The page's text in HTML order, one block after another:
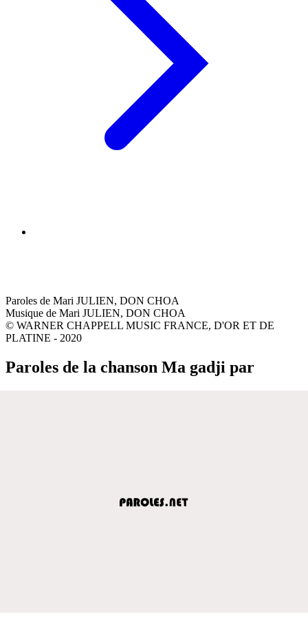
Paroles de Mari JULIEN, DON CHOA
Musique de Mari JULIEN, DON CHOA
© WARNER CHAPPELL MUSIC FRANCE, D'OR ET DE
PLATINE - 2020
Paroles de la chanson Ma gadji par